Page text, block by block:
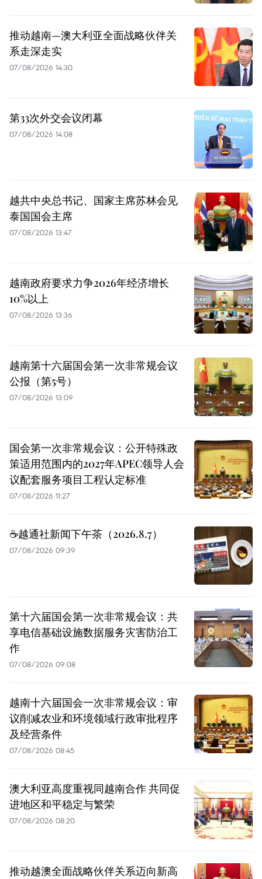
推动越南—澳大利亚全面战略伙伴关
系走深走实
07/08/2026 14:30
第33次外交会议闭幕
07/08/2026 14:08
越共中央总书记、国家主席苏林会见
泰国国会主席
07/08/2026 13:47
越南政府要求力争2026年经济增长
10%以上
07/08/2026 13:36
越南第十六届国会第一次非常规会议
公报（第5号）
07/08/2026 13:09
国会第一次非常规会议：公开特殊政
策适用范围内的2027年APEC领导人会
议配套服务项目工程认定标准
07/08/2026 11:27
☕️越通社新闻下午茶（2026.8.7）
07/08/2026 09:39
第十六届国会第一次非常规会议：共
享电信基础设施数据服务灾害防治工
作
07/08/2026 09:08
越南十六届国会一次非常规会议：审
议削减农业和环境领域行政审批程序
及经营条件
07/08/2026 08:45
澳大利亚高度重视同越南合作 共同促
进地区和平稳定与繁荣
07/08/2026 08:20
推动越澳全面战略伙伴关系迈向新高